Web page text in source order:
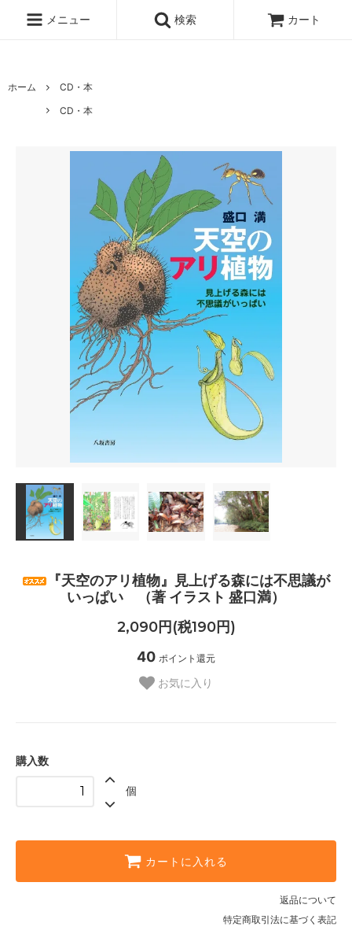
メニュー
検索 カート
ホーム
CD・本
CD・本
『天空のアリ植物』見上げる森には不思議が
いっぱい （著 イラスト 盛口満）
2,090円(税190円)
40 ポイント還元
お気に入り
購入数
個
カートに入れる
返品について
特定商取引法に基づく表記